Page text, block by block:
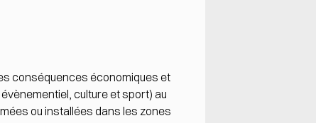
conséquences économiques et
culture et sport) au
ou installées dans les zones